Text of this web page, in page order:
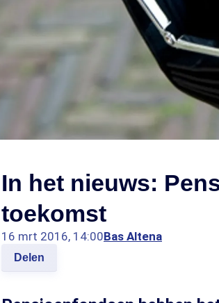
In het nieuws:
toekomst
16 mrt 2016, 14:00Bas Altena
Delen